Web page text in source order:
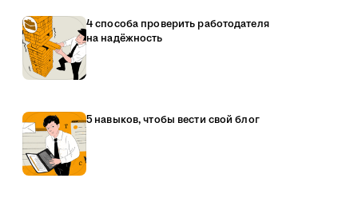
4 способа проверить работодателя
на надёжность
5 навыков, чтобы вести свой блог